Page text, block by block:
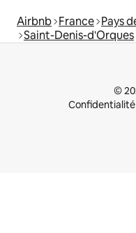
Airbnb France Pays
Saint-Denis-d'Orques
©
Confidentialité